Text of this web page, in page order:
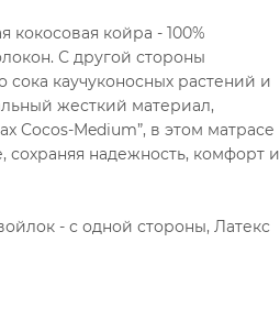
кокосовая койра - 100%
С другой стороны
сока каучуконосных растений и
жесткий материал,
Cocos-Medium”, в этом матрасе
сохраняя надежность, комфорт и
- с одной стороны, Латекс